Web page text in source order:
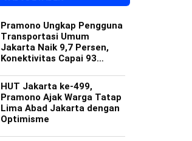
Pramono Ungkap Pengguna
Transportasi Umum
Jakarta Naik 9,7 Persen,
Konektivitas Capai 93
HUT Jakarta ke-499,
Pramono Ajak Warga Tatap
Lima Abad Jakarta dengan
Optimisme